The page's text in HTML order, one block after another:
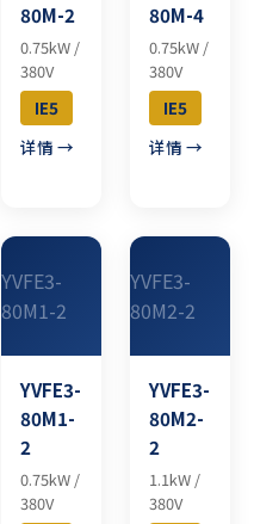
80M-2
0.75kW /
380V
IE5
详情 →
80M-4
0.75kW /
380V
IE5
详情 →
YVFE3-
80M1-2
YVFE3-
80M1-
2
0.75kW /
380V
YVFE3-
80M2-2
YVFE3-
80M2-
2
1.1kW /
380V